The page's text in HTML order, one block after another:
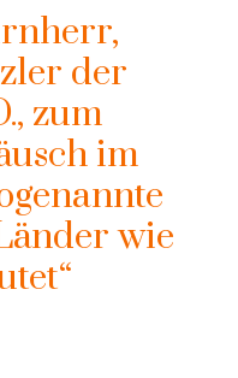
der
zum
im
wie